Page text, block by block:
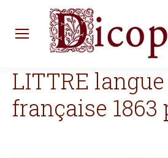
LITTRE langue
française 1863